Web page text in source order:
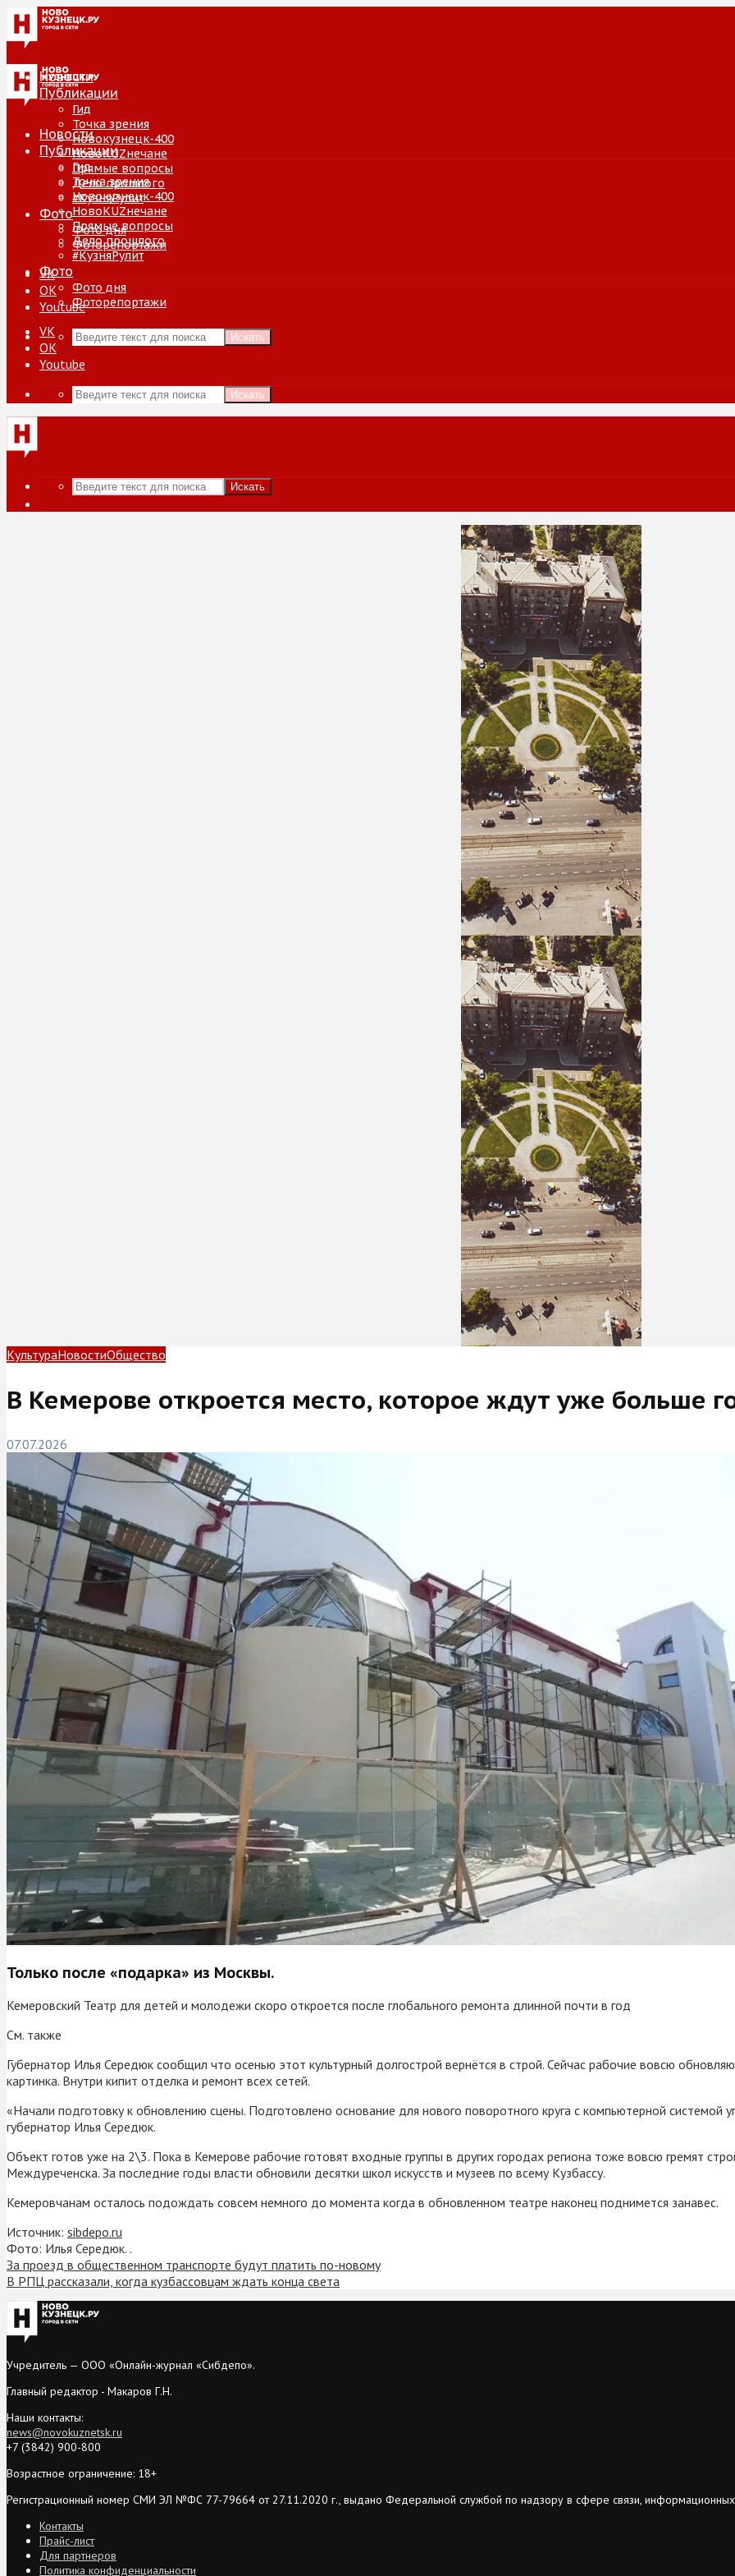
Новости
Публикации
Гид
Точка зрения
Новокузнецк-400
НовоKUZнечане
Прямые вопросы
Дело прошлого
#КузняРулит
Фото
Фото дня
Фоторепортажи
VK
ОК
Youtube
Искать
Новости
Публикации
Гид
Точка зрения
Новокузнецк-400
НовоKUZнечане
Прямые вопросы
Дело прошлого
#КузняРулит
Фото
Фото дня
Фоторепортажи
VK
ОК
Youtube
Искать
Искать
КультураНовостиОбщество
В Кемерове откроется место, которое ждут уже больше
07.07.2026
Только после «подарка» из Москвы.
Кемеровский Театр для детей и молодежи скоро откроется после глобального ремонта длинной почти в год
См. также
Губернатор Илья Середюк сообщил что осенью этот культурный долгострой вернётся в строй. Сейчас рабочие вовсю
картинка. Внутри кипит отделка и ремонт всех сетей.
«Начали подготовку к обновлению сцены. Подготовлено основание для нового поворотного круга с компьютерной
губернатор Илья Середюк.
Объект готов уже на 2\3. Пока в Кемерове рабочие готовят входные группы в других городах региона тоже вовсю гремят
Междуреченска. За последние годы власти обновили десятки школ искусств и музеев по всему Кузбассу.
Кемеровчанам осталось подождать совсем немного до момента когда в обновленном театре наконец поднимется занавес.
Источник: sibdepo.ru
Фото: Илья Середюк. .
За проезд в общественном транспорте будут платить по-новому
В РПЦ рассказали, когда кузбассовцам ждать конца света
Учредитель — ООО «Онлайн-журнал «Сибдепо».
Главный редактор - Макаров Г.Н.
Наши контакты:
news@novokuznetsk.ru
+7 (3842) 900-800
Возрастное ограничение: 18+
Регистрационный номер СМИ ЭЛ №ФС 77-79664 от 27.11.2020 г., выдано Федеральной службой по надзору в сфере связи, информационных
Контакты
Прайс-лист
Для партнеров
Политика конфиденциальности